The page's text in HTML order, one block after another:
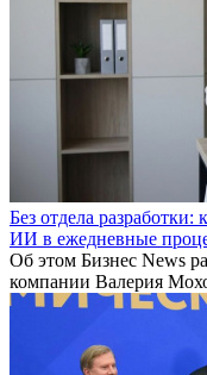
Без отдела разработки:
ИИ в ежедневные
Об этом Бизнес News
компании Валерия